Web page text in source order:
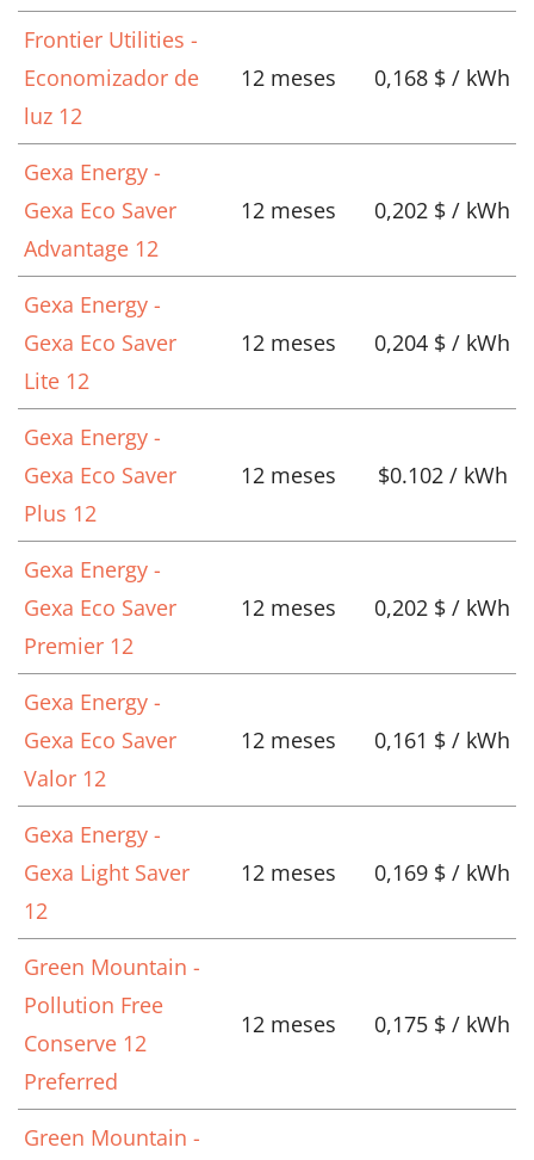
Frontier Utilities -
Economizador de
luz 12
12 meses 0,168 $ / kWh
Gexa Energy -
Gexa Eco Saver
Advantage 12
12 meses 0,202 $ / kWh
Gexa Energy -
Gexa Eco Saver
Lite 12
12 meses 0,204 $ / kWh
Gexa Energy -
Gexa Eco Saver
Plus 12
12 meses $0.102 / kWh
Gexa Energy -
Gexa Eco Saver
Premier 12
12 meses 0,202 $ / kWh
Gexa Energy -
Gexa Eco Saver
Valor 12
12 meses 0,161 $ / kWh
Gexa Energy -
Gexa Light Saver
12
12 meses 0,169 $ / kWh
Green Mountain -
Pollution Free
Conserve 12
Preferred
12 meses 0,175 $ / kWh
Green Mountain -